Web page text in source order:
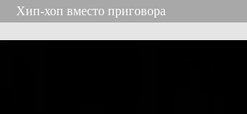
Хип-хоп вместо приговора